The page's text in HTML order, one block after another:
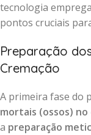
tecnologia
pontos cruciais
Preparação
Cremação
A primeira fase do
mortais (ossos)
a preparação